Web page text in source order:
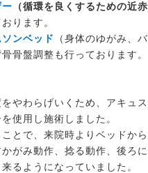
（循環を良くするための近赤
ります。
ソンベッド
（身体のゆがみ、
骨盤調整も行っております。
やわらげいくため、アキュ
使用し施術しました。
とで、来院時よりベッドか
がみ動作、捻る動作、後ろ
るようになっていました。